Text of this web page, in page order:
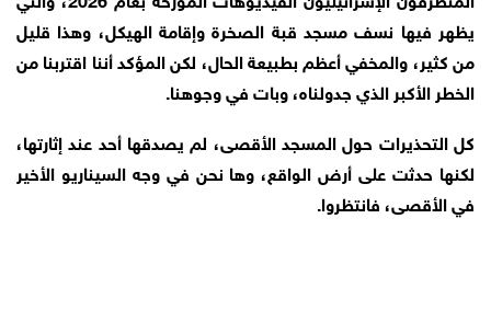
يظهر فيها نسف مسجد قبة الصخرة وإقامة الهيكل، وهذا قليل
من كثير، والمخفي أعظم بطبيعة الحال، لكن المؤكد أننا اقتربنا من
الخطر الأكبر الذي جدولناه، وبات في وجوهنا.
كل التحذيرات حول المسجد الأقصى، لم يصدقها أحد عند إثارتها،
لكنها حدثت على أرض الواقع، وها نحن في وجه السيناريو الأخير
في الأقصى، فانتظروا.